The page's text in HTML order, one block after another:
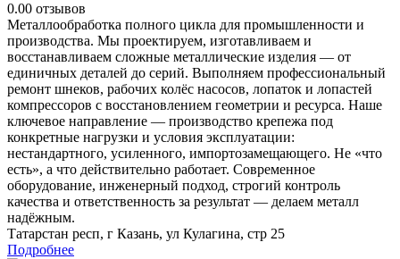
0.00 отзывов
Металлообработка полного цикла для промышленности и
производства. Мы проектируем, изготавливаем и
восстанавливаем сложные металлические изделия — от
единичных деталей до серий. Выполняем профессиональный
ремонт шнеков, рабочих колёс насосов, лопаток и лопастей
компрессоров с восстановлением геометрии и ресурса. Наше
ключевое направление — производство крепежа под
конкретные нагрузки и условия эксплуатации:
нестандартного, усиленного, импортозамещающего. Не «что
есть», а что действительно работает. Современное
оборудование, инженерный подход, строгий контроль
качества и ответственность за результат — делаем металл
надёжным.
Татарстан респ, г Казань, ул Кулагина, стр 25
Подробнее